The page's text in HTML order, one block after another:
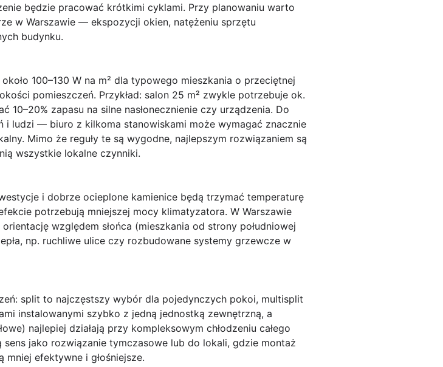
będzie pracować krótkimi cyklami. Przy planowaniu warto
w Warszawie — ekspozycji okien, natężeniu sprzętu
budynku.
100–130 W na m² dla typowego mieszkania o przeciętnej
pomieszczeń. Przykład: salon 25 m² zwykle potrzebuje ok.
zapasu na silne nasłonecznienie czy urządzenia. Do
ludzi — biuro z kilkoma stanowiskami może wymagać znacznie
Mimo że reguły te są wygodne, najlepszym rozwiązaniem są
wszystkie lokalne czynniki.
i dobrze ocieplone kamienice będą trzymać temperaturę
potrzebują mniejszej mocy klimatyzatora. W Warszawie
względem słońca (mieszkania od strony południowej
np. ruchliwe ulice czy rozbudowane systemy grzewcze w
split to najczęstszy wybór dla pojedynczych pokoi, multisplit
instalowanymi szybko z jedną jednostką zewnętrzną, a
najlepiej działają przy kompleksowym chłodzeniu całego
jako rozwiązanie tymczasowe lub do lokali, gdzie montaż
efektywne i głośniejsze.